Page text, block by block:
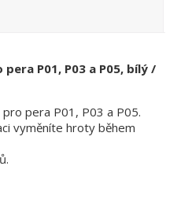
P01, P03 a P05, bílý /
pera P01, P03 a P05.
vyměníte hroty během